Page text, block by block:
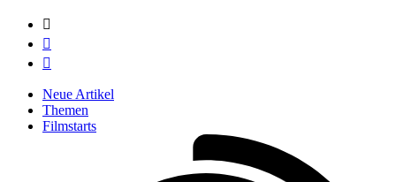



Neue Artikel
Themen
Filmstarts